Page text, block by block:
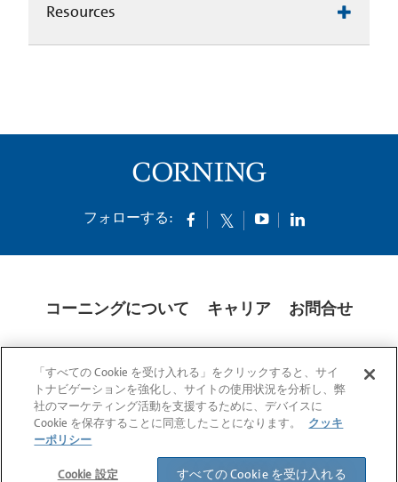
Resources
フォローする:
コーニングについて キャリア お問合せ
日本の個人情報保護方針
© 1994-2025 Corning Incorporated All Rights Reserved.
「すべての Cookie を受け入れる」をクリックすると、サイ
トナビゲーションを強化し、サイトの使用状況を分析し、弊
社のマーケティング活動を支援するために、デバイスに
Cookie を保存することに同意したことになります。
クッキ
ーポリシー
Cookie 設定 すべての Cookie を受け入れる